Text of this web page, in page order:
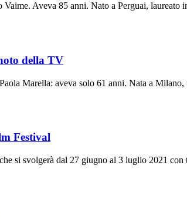
Aveva 85 anni. Nato a Perguai,
della TV
Marella: aveva solo 61 anni. Nata a
Festival
si svolgerà dal 27 giugno al 3 luglio 2021